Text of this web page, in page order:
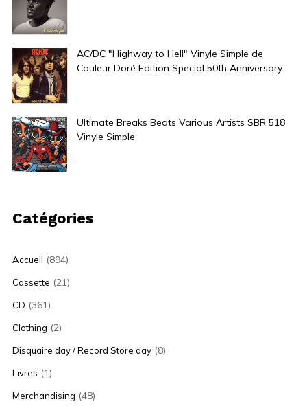
AC/DC "Highway to Hell" Vinyle Simple de
Couleur Doré Edition Special 50th Anniversary
Ultimate Breaks Beats Various Artists SBR 518
Vinyle Simple
Catégories
Accueil (894)
Cassette (21)
CD (361)
Clothing (2)
Disquaire day / Record Store day (8)
Livres (1)
Merchandising (48)